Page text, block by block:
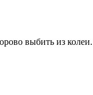
выбить из